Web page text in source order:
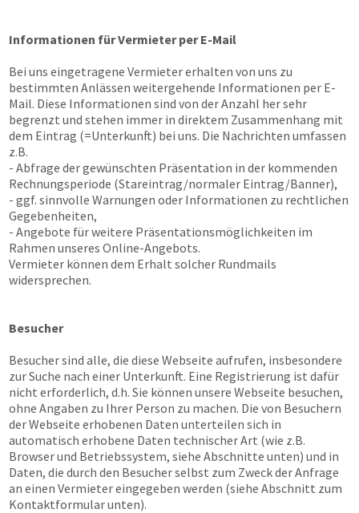
Informationen für Vermieter per E-Mail
Bei uns eingetragene Vermieter erhalten von uns zu
bestimmten Anlässen weitergehende Informationen per E-
Mail. Diese Informationen sind von der Anzahl her sehr
begrenzt und stehen immer in direktem Zusammenhang mit
dem Eintrag (=Unterkunft) bei uns. Die Nachrichten umfassen
z.B.
- Abfrage der gewünschten Präsentation in der kommenden
Rechnungsperiode (Stareintrag/normaler Eintrag/Banner),
- ggf. sinnvolle Warnungen oder Informationen zu rechtlichen
Gegebenheiten,
- Angebote für weitere Präsentationsmöglichkeiten im
Rahmen unseres Online-Angebots.
Vermieter können dem Erhalt solcher Rundmails
widersprechen.
Besucher
Besucher sind alle, die diese Webseite aufrufen, insbesondere
zur Suche nach einer Unterkunft. Eine Registrierung ist dafür
nicht erforderlich, d.h. Sie können unsere Webseite besuchen,
ohne Angaben zu Ihrer Person zu machen. Die von Besuchern
der Webseite erhobenen Daten unterteilen sich in
automatisch erhobene Daten technischer Art (wie z.B.
Browser und Betriebssystem, siehe Abschnitte unten) und in
Daten, die durch den Besucher selbst zum Zweck der Anfrage
an einen Vermieter eingegeben werden (siehe Abschnitt zum
Kontaktformular unten).